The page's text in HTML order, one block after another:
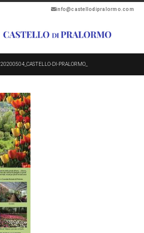
info@castellodipralormo.com
20200504_CASTELLO-DI-PRALORMO_